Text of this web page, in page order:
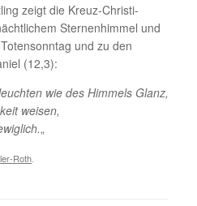
zeigt die Kreuz-Christi-
Sternenhimmel und
und zu den
(12,3):
wie des Himmels Glanz,
weisen,
„
Roth